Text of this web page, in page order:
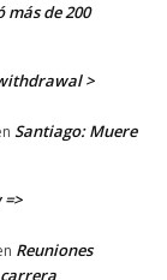
más de 200
>
Santiago: Muere
=>
Reuniones